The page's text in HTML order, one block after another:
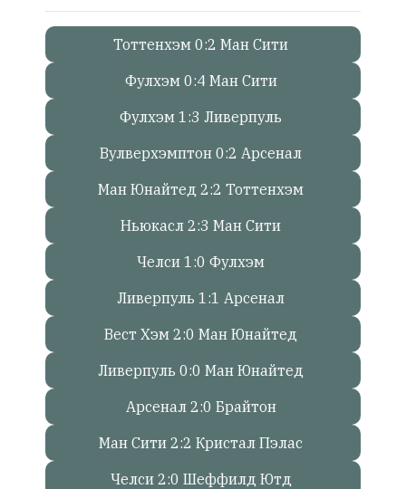
Онлайн
всего:
Гостей:
Пользователей:
НАШИ
ПРАВИЛА
Тонкие
материалы
независимо
обновляется
Тоттенхэм 0:2 Ман Сити
Фулхэм 0:4 Ман Сити
Фулхэм 1:3 Ливерпуль
Вулверхэмптон 0:2 Арсенал
Ман Юнайтед 2:2 Тоттенхэм
Ньюкасл 2:3 Ман Сити
Челси 1:0 Фулхэм
Ливерпуль 1:1 Арсенал
Вест Хэм 2:0 Ман Юнайтед
Ливерпуль 0:0 Ман Юнайтед
Арсенал 2:0 Брайтон
Ман Сити 2:2 Кристал Пэлас
Челси 2:0 Шеффилд Ютд